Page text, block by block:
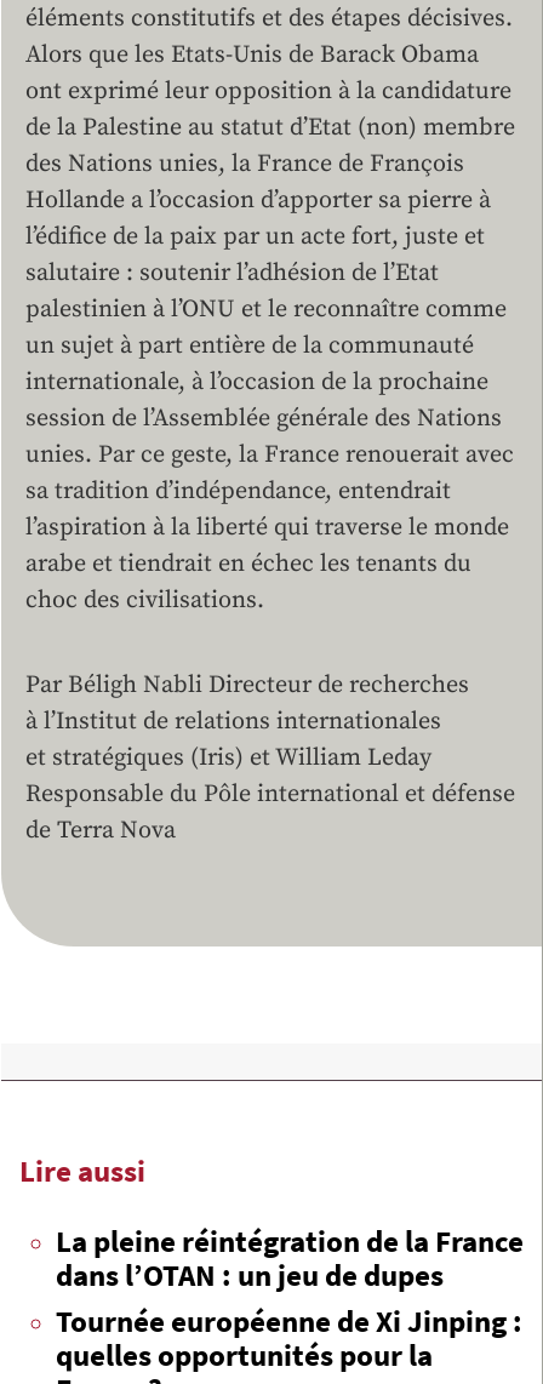
éléments constitutifs et des étapes décisives.
Alors que les Etats-Unis de Barack Obama
ont exprimé leur opposition à la candidature
de la Palestine au statut d’Etat (non) membre
des Nations unies, la France de François
Hollande a l’occasion d’apporter sa pierre à
l’édifice de la paix par un acte fort, juste et
salutaire : soutenir l’adhésion de l’Etat
palestinien à l’ONU et le reconnaître comme
un sujet à part entière de la communauté
internationale, à l’occasion de la prochaine
session de l’Assemblée générale des Nations
unies. Par ce geste, la France renouerait avec
sa tradition d’indépendance, entendrait
l’aspiration à la liberté qui traverse le monde
arabe et tiendrait en échec les tenants du
choc des civilisations.
Par Béligh Nabli Directeur de recherches
à l’Institut de relations internationales
et stratégiques (Iris) et William Leday
Responsable du Pôle international et défense
de Terra Nova
Lire aussi
La pleine réintégration de la France
dans l’OTAN : un jeu de dupes
Tournée européenne de Xi Jinping :
quelles opportunités pour la